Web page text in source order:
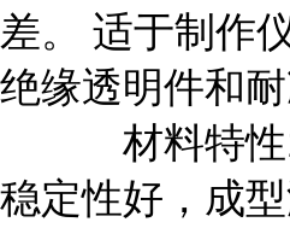
差。 适于制作
绝缘透明件和
材料特性1.
稳定性好，成